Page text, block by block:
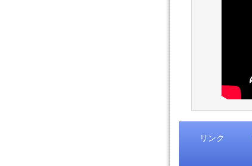
リンク